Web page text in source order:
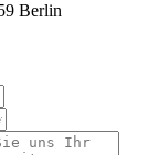
Berlin